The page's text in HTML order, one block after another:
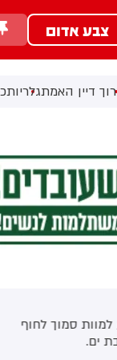
צבע אדום
דיין האמתגלריות
למוות סמוך לחוף
ים.